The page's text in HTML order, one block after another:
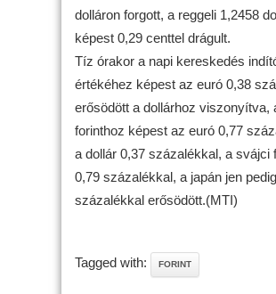
dolláron forgott, a reggeli 1,2458
képest 0,29 centtel drágult.
Tíz órakor a napi kereskedés
értékéhez képest az euró 0,38
erősödött a dollárhoz viszonyítva,
forinthoz képest az euró 0,77
a dollár 0,37 százalékkal, a svájci
0,79 százalékkal, a japán jen
százalékkal erősödött.(MTI)
Tagged with: FORINT